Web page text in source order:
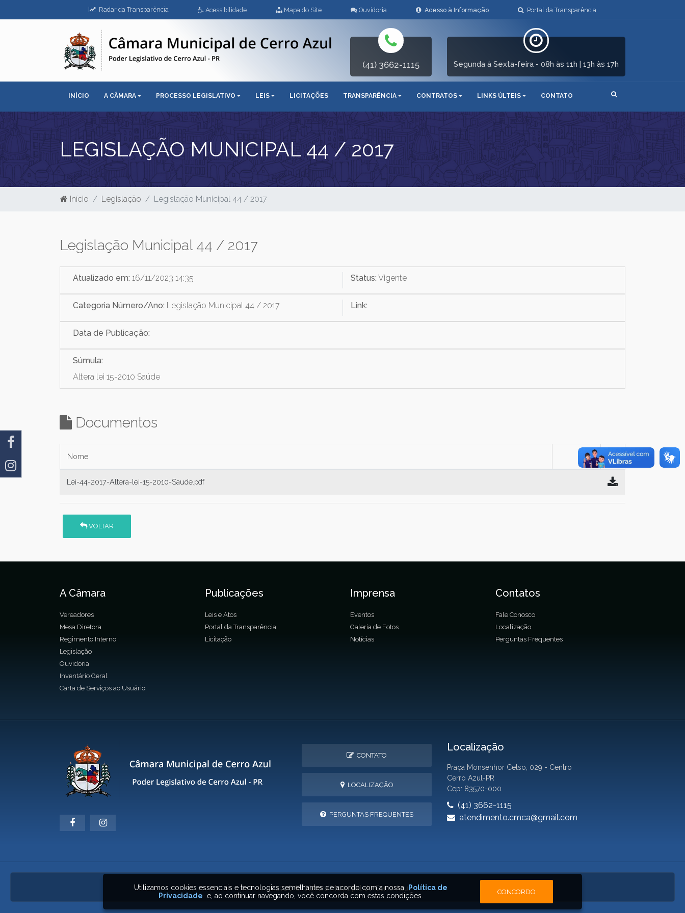
Radar da Transparência Acessibilidade Mapa do Site Ouvidoria Acesso à Informação Portal da Transparência
(41) 3662-1115 Segunda à Sexta-feira - 08h às 11h | 13h às 17h
INÍCIO A CÂMARA PROCESSO LEGISLATIVO LEIS LICITAÇÕES TRANSPARÊNCIA CONTRATOS LINKS ÚLTEIS CONTATO
LEGISLAÇÃO MUNICIPAL 44 / 2017
Início Legislação Legislação Municipal 44 / 2017
Legislação Municipal 44 / 2017
Atualizado em: 16/11/2023 14:35 Status: Vigente
Categoria Número/Ano: Legislação Municipal 44 / 2017 Link:
Data de Publicação:
Súmula:
Altera lei 15-2010 Saúde
Documentos
Nome
Lei-44-2017-Altera-lei-15-2010-Saude.pdf
VOLTAR
A Câmara
Vereadores
Mesa Diretora
Regimento Interno
Legislação
Ouvidoria
Inventário Geral
Carta de Serviços ao Usuário
Publicações
Leis e Atos
Portal da Transparência
Licitação
Imprensa
Eventos
Galeria de Fotos
Notícias
Contatos
Fale Conosco
Localização
Perguntas Frequentes
CONTATO
LOCALIZAÇÃO
PERGUNTAS FREQUENTES
Localização
Praça Monsenhor Celso, 029 - Centro
Cerro Azul-PR
Cep: 83570-000
(41) 3662-1115
atendimento.cmca@gmail.com
2026 © Câmara Municipal de Cerro Azul
Utilizamos cookies essenciais e tecnologias semelhantes de acordo com a nossa Política de
Privacidade e, ao continuar navegando, você concorda com estas condições. CONCORDO